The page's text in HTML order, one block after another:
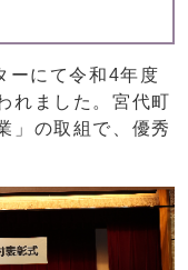
ーにて令和4年度
れました。宮代町
」の取組で、優秀